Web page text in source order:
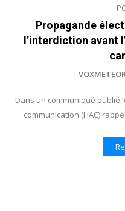
Propagande
l’interdiction avant
Dans un communiqué publié
communication (HAC)